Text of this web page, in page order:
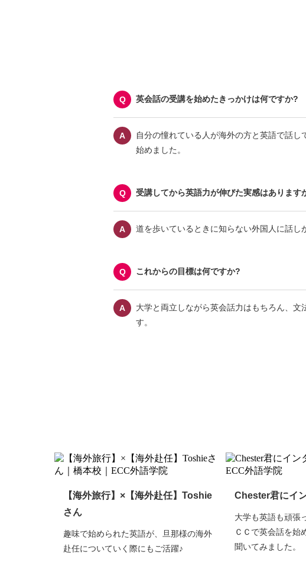
英会話の受講を始めたきっかけは何ですか?
自分の憧れている人が海外の方と英語で話
始めました。
受講してから英語力が伸びた実感はあります
道を歩いているときに知らない外国人に話し
これからの目標は何ですか?
大学と両立しながら英会話力はもちろん、
す。
【海外旅行】×【海外赴任】Toshie
さん
趣味で始められた英語が、旦那様の海外
赴任についていく際にもご活躍♪
Chester君にイ
大学も英語も頑張
ＣＣで英会話を始
聞いてみました。